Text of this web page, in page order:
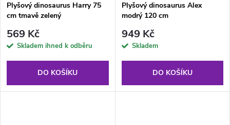
Plyšový dinosaurus Harry 75
cm tmavě zelený
569 Kč
Skladem ihned k odběru
DO KOŠÍKU
Plyšový dinosaurus Alex
modrý 120 cm
949 Kč
Skladem
DO KOŠÍKU